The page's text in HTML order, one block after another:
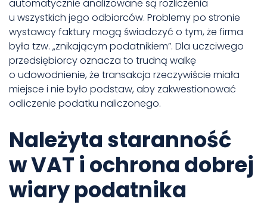
automatycznie analizowane są rozliczenia
u wszystkich jego odbiorców. Problemy po stronie
wystawcy faktury mogą świadczyć o tym, że firma
była tzw. „znikającym podatnikiem”. Dla uczciwego
przedsiębiorcy oznacza to trudną walkę
o udowodnienie, że transakcja rzeczywiście miała
miejsce i nie było podstaw, aby zakwestionować
odliczenie podatku naliczonego.
Należyta staranność
w VAT i ochrona dobrej
wiary podatnika